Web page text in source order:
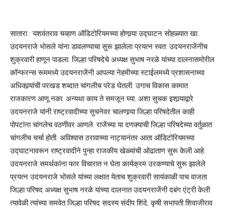
सातारा : यशवंतराव चव्हाण ऑडिटोरियमच्या होणार्‍या उद्घाटन सोहळ्यात खा.
उदयनराजे भोसले यांना डावलण्याचा सुरू झालेला प्रयत्न स्वत: उदयनराजेंनीच
शुक्रवारी हाणून पाडला. जिल्हा परिषदेचे अध्यक्ष सुभाष नरळे यांच्या दालनासमोरील
कॉन्फरन्स रूममध्ये उदयनराजेंनी आपल्या नेहमीच्या स्टाईलमध्ये प्रशासनाच्या
अधिकार्‍यांची परखड शब्दात चांगलीच परेड घेतली. उगाच विकास कामात
राजकारण आणू नका. अन्यथा काय ते समजून घ्या. अशा सुचक इशार्‍याद्वारे
उदयनराजे यांनी राष्ट्रवादीच्या सुचनेवर चालणार्‍या जिल्हा परिषदेतील काही
पोपटांना चांगलेच वठणीवर आणले. राजेंच्या या दणक्याची जिल्हा परिषदेच्या वर्तुळात
चांगलीच चर्चा होती. अविश्‍वास ठरावाच्या नाट्यानंतर आता ऑडिटोरियमच्या
उद्घाटनावरून राष्ट्रवादीने पुन्हा राजकीय खेळ्यांची ओढाताण सुरू केली आहे.
उदयनराजे समर्थकांना फार विचारात न घेता कार्यक्रम उरकण्याचे सुरू झालेले
प्रयत्न उदयनराजे भोसले यांच्या लक्षात येताच शुक्रवारी सायंकाळी पाच वाजता
जिल्हा परिषद अध्यक्ष सुभाष नरळे यांच्या दालनात उदयनराजेंनी दबंग एंट्री केली
त्यावेळी त्यांच्या समवेत जिल्हा परिषद सदस्य संदीप शिंदे, कृषी सभापती शिवाजीराव